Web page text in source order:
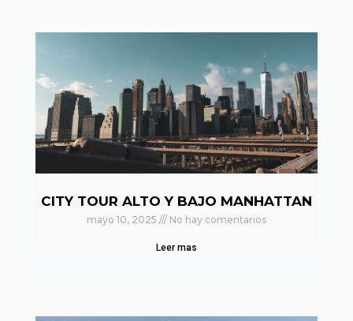
CITY TOUR ALTO Y BAJO MANHATTAN
mayo 10, 2025 No hay comentarios
Leer mas